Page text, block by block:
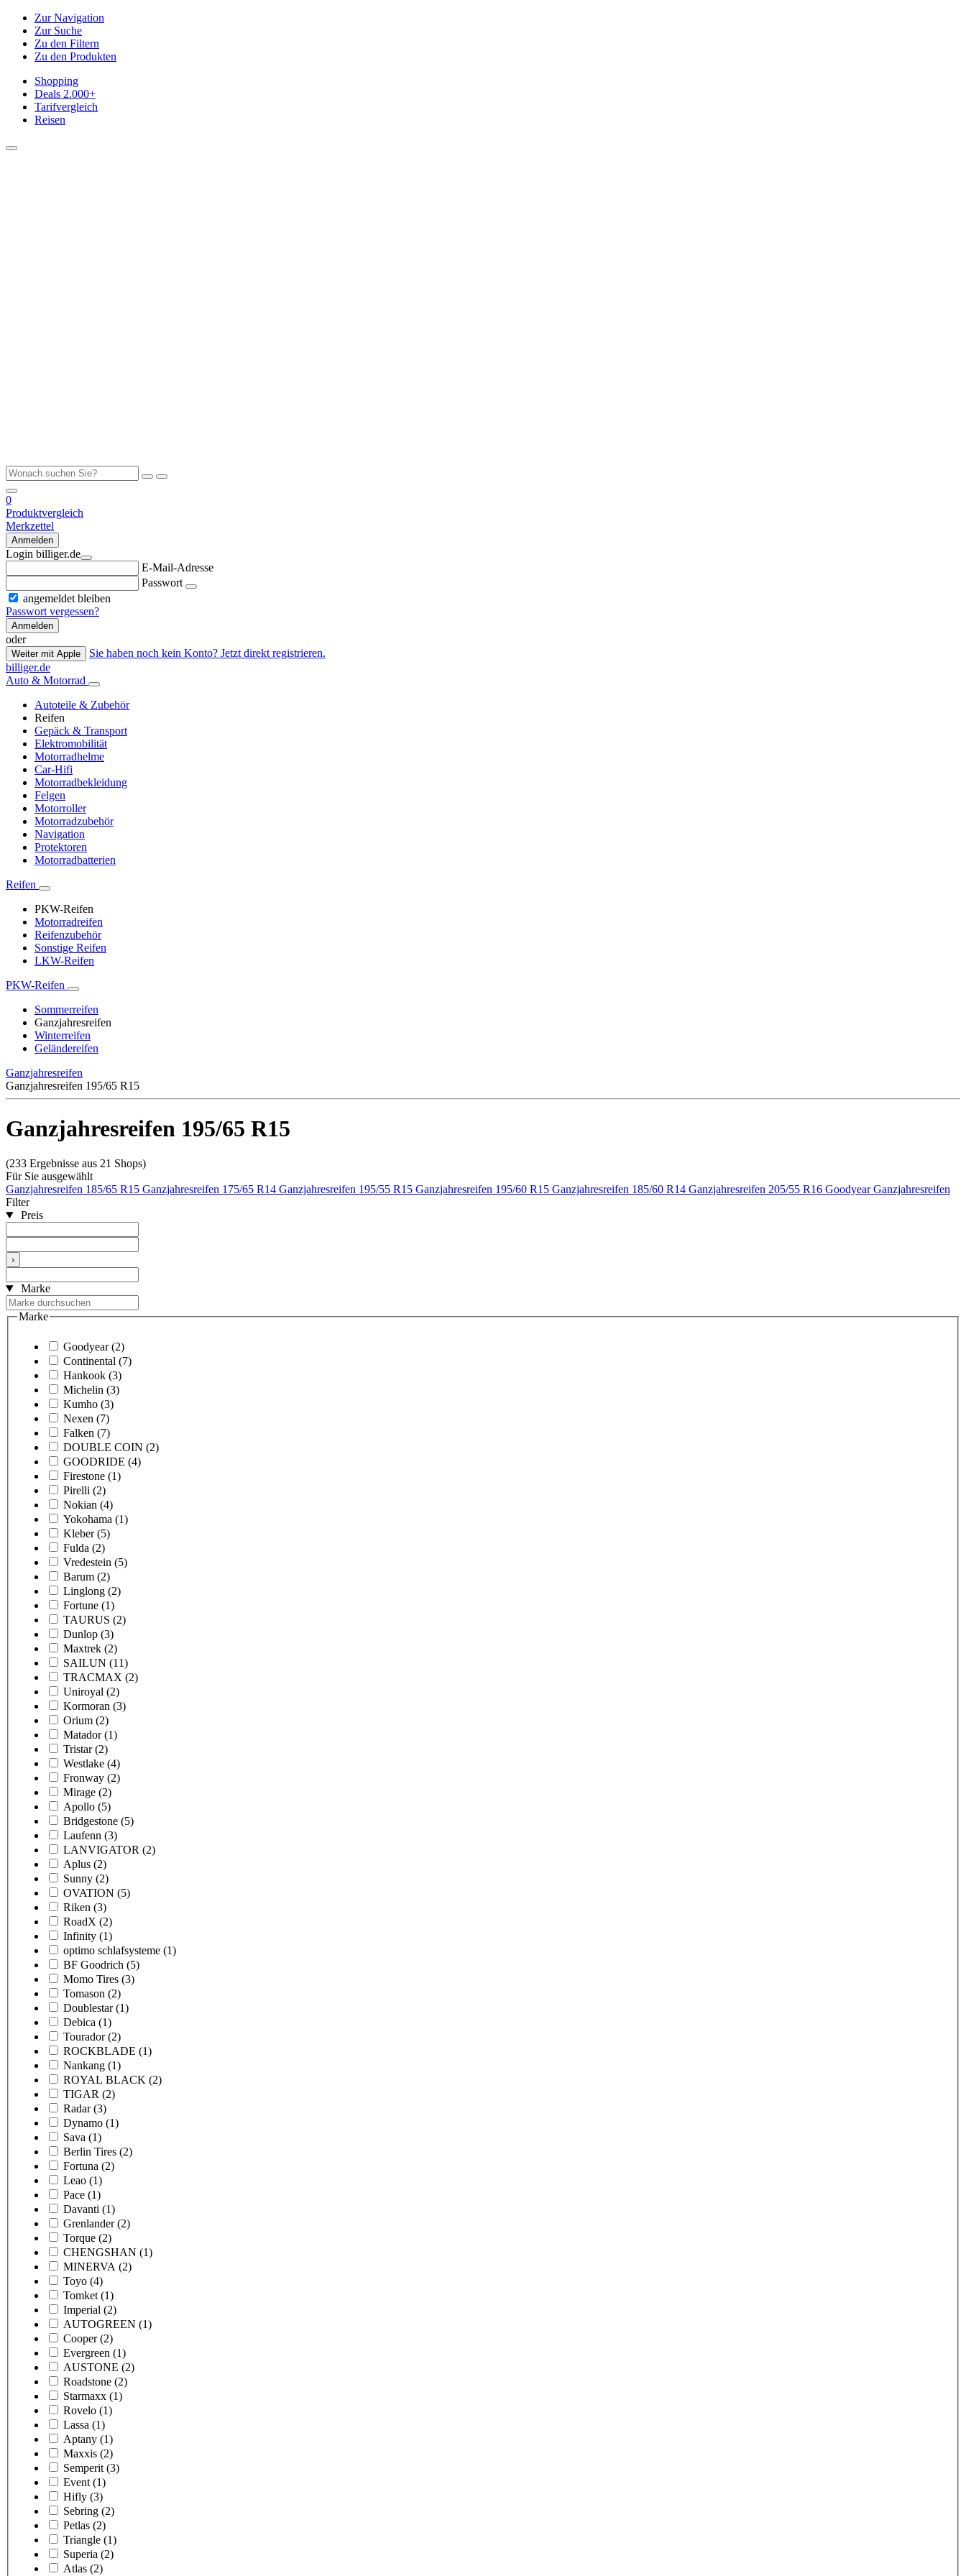
Zur Navigation
Zur Suche
Zu den Filtern
Zu den Produkten
Shopping
Deals 2.000+
Tarifvergleich
Reisen
0
Produktvergleich
Merkzettel
Anmelden
Login billiger.de
E-Mail-Adresse
Passwort
angemeldet bleiben
Passwort vergessen?
Anmelden
oder
Weiter mit Apple
Sie haben noch kein Konto? Jetzt direkt registrieren.
billiger.de
Auto & Motorrad
Autoteile & Zubehör
Reifen
Gepäck & Transport
Elektromobilität
Motorradhelme
Car-Hifi
Motorradbekleidung
Felgen
Motorroller
Motorradzubehör
Navigation
Protektoren
Motorradbatterien
Reifen
PKW-Reifen
Motorradreifen
Reifenzubehör
Sonstige Reifen
LKW-Reifen
PKW-Reifen
Sommerreifen
Ganzjahresreifen
Winterreifen
Geländereifen
Ganzjahresreifen
Ganzjahresreifen 195/65 R15
Ganzjahresreifen 195/65 R15
(233 Ergebnisse aus 21 Shops)
Für Sie ausgewählt
Ganzjahresreifen 185/65 R15 Ganzjahresreifen 175/65 R14 Ganzjahresreifen 195/55 R15 Ganzjahresreifen 195/60 R15 Ganzjahresreifen 185/60 R14 Ganzjahresreifen 205/55 R16 Goodyear Ganzjahresreifen
Filter
Preis
›
Marke
Marke
Goodyear (2)
Continental (7)
Hankook (3)
Michelin (3)
Kumho (3)
Nexen (7)
Falken (7)
DOUBLE COIN (2)
GOODRIDE (4)
Firestone (1)
Pirelli (2)
Nokian (4)
Yokohama (1)
Kleber (5)
Fulda (2)
Vredestein (5)
Barum (2)
Linglong (2)
Fortune (1)
TAURUS (2)
Dunlop (3)
Maxtrek (2)
SAILUN (11)
TRACMAX (2)
Uniroyal (2)
Kormoran (3)
Orium (2)
Matador (1)
Tristar (2)
Westlake (4)
Fronway (2)
Mirage (2)
Apollo (5)
Bridgestone (5)
Laufenn (3)
LANVIGATOR (2)
Aplus (2)
Sunny (2)
OVATION (5)
Riken (3)
RoadX (2)
Infinity (1)
optimo schlafsysteme (1)
BF Goodrich (5)
Momo Tires (3)
Tomason (2)
Doublestar (1)
Debica (1)
Tourador (2)
ROCKBLADE (1)
Nankang (1)
ROYAL BLACK (2)
TIGAR (2)
Radar (3)
Dynamo (1)
Sava (1)
Berlin Tires (2)
Fortuna (2)
Leao (1)
Pace (1)
Davanti (1)
Grenlander (2)
Torque (2)
CHENGSHAN (1)
MINERVA (2)
Toyo (4)
Tomket (1)
Imperial (2)
AUTOGREEN (1)
Cooper (2)
Evergreen (1)
AUSTONE (2)
Roadstone (2)
Starmaxx (1)
Rovelo (1)
Lassa (1)
Aptany (1)
Maxxis (2)
Semperit (3)
Event (1)
Hifly (3)
Sebring (2)
Petlas (2)
Triangle (1)
Superia (2)
Atlas (2)